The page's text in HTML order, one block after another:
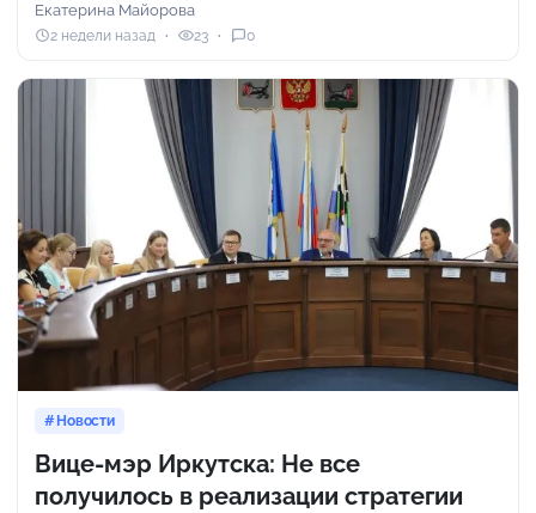
Екатерина Майорова
2 недели назад 23 0
Новости
Вице-мэр Иркутска: Не все
получилось в реализации стратегии